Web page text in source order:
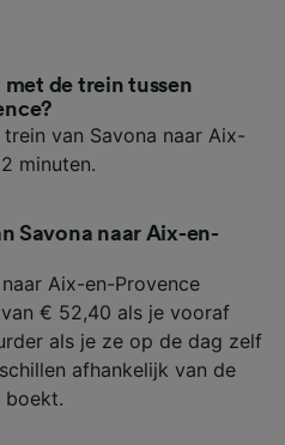
de trein tussen
van Savona naar Aix-
minuten.
Savona naar Aix-en-
Aix-en-Provence
€ 52,40 als je vooraf
als je ze op de dag zelf
afhankelijk van de
boekt.